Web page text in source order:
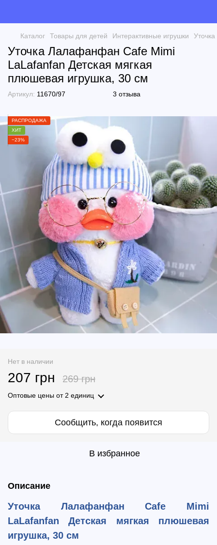
Каталог Товары для детей Интерактивные игрушки
Уточка Лалафанфан Cafe Mimi
LaLafanfan Детская мягкая
плюшевая игрушка, 30 см
Артикул: 11670/97 3 отзыва
РАСПРОДАЖА
ХИТ
−23%
Нет в наличии
207 грн 269 грн
Оптовые цены от 2 единиц
Сообщить, когда появится
В избранное
Описание
Уточка Лалафанфан Cafe Mimi
LaLafanfan Детская мягкая плюшевая
игрушка, 30 см